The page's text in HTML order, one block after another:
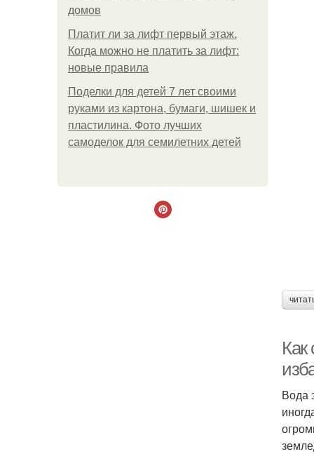
домов
Платит ли за лифт первый этаж.
Когда можно не платить за лифт:
новые правила
Поделки для детей 7 лет своими
руками из картона, бумаги, шишек и
пластилина. Фото лучших
самоделок для семилетних детей
Как
Вода